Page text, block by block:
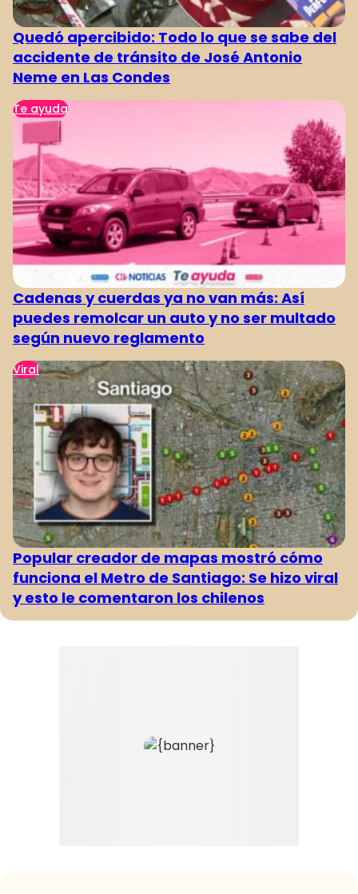
Quedó apercibido: Todo lo que se sabe del
accidente de tránsito de José Antonio
Neme en Las Condes
Te ayuda
Cadenas y cuerdas ya no van más: Así
puedes remolcar un auto y no ser multado
según nuevo reglamento
Viral
Popular creador de mapas mostró cómo
funciona el Metro de Santiago: Se hizo viral
y esto le comentaron los chilenos